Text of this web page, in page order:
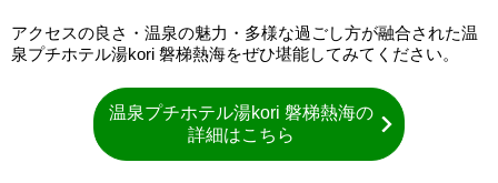
アクセスの良さ・温泉の魅力・多様な過ごし方が融合された温
泉プチホテル湯kori 磐梯熱海をぜひ堪能してみてください。
温泉プチホテル湯kori 磐梯熱海の
詳細はこちら